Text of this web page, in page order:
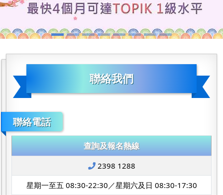
聯絡我們
聯絡電話
查詢及報名熱線
2398 1288
星期一至五 08:30-22:30／星期六及日 08:30-17:30